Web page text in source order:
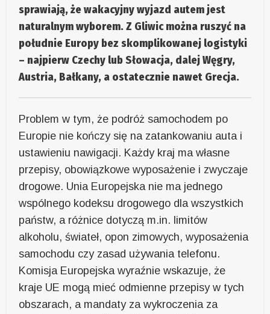
sprawiają, że wakacyjny wyjazd autem jest
naturalnym wyborem. Z Gliwic można ruszyć na
południe Europy bez skomplikowanej logistyki
– najpierw Czechy lub Słowacja, dalej Węgry,
Austria, Bałkany, a ostatecznie nawet Grecja.
Problem w tym, że podróż samochodem po
Europie nie kończy się na zatankowaniu auta i
ustawieniu nawigacji. Każdy kraj ma własne
przepisy, obowiązkowe wyposażenie i zwyczaje
drogowe. Unia Europejska nie ma jednego
wspólnego kodeksu drogowego dla wszystkich
państw, a różnice dotyczą m.in. limitów
alkoholu, świateł, opon zimowych, wyposażenia
samochodu czy zasad używania telefonu.
Komisja Europejska wyraźnie wskazuje, że
kraje UE mogą mieć odmienne przepisy w tych
obszarach, a mandaty za wykroczenia za